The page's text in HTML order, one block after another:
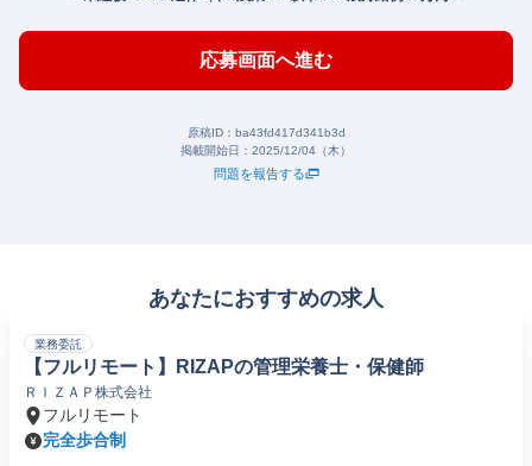
応募画面へ進む
原稿ID： ba43fd417d341b3d
掲載開始日： 2025/12/04（木）
問題を報告する
あなたにおすすめの求人
業務委託
【フルリモート】RIZAPの管理栄養士・保健師
ＲＩＺＡＰ株式会社
フルリモート
完全歩合制